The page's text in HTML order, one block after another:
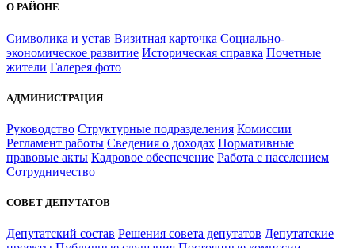
О РАЙОНЕ
Символика и устав Визитная карточка Социально-
экономическое развитие Историческая справка Почетные
жители Галерея фото
АДМИНИСТРАЦИЯ
Руководство Структурные подразделения Комиссии
Регламент работы Сведения о доходах Нормативные
правовые акты Кадровое обеспечение Работа с населением
Сотрудничество
СОВЕТ ДЕПУТАТОВ
Депутатский состав Решения совета депутатов Депутатские